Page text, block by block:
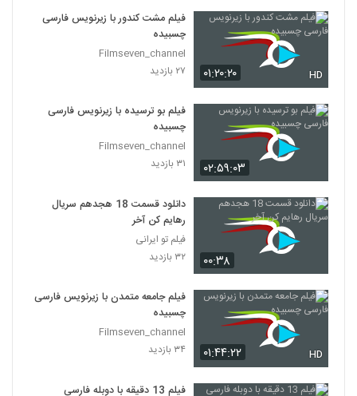
۰۱:۲۰:۲۰ HD
فیلم مشت کندور با زیرنویس فارسی
چسبیده
Filmseven_channel
۲۷ بازدید
۰۲:۵۹:۰۳
فیلم بو ترسیده با زیرنویس فارسی
چسبیده
Filmseven_channel
۳۱ بازدید
۰۰:۳۸
دانلود قسمت 18 هجدهم سریال
رهایم کن آخر
فیلم تو ایرانی
۳۲ بازدید
۰۱:۴۴:۲۲ HD
فیلم جامعه متمدن با زیرنویس فارسی
چسبیده
Filmseven_channel
۳۴ بازدید
فیلم 13 دقیقه با دوبله فارسی